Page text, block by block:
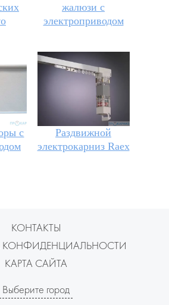
жалюзи с
электроприводом
с
Раздвижной
электрокарниз Raex
КОНТАКТЫ
КАРТА САЙТА
Выберите город